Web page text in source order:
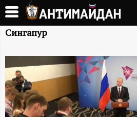
Перейти
основному
А
Н
Т
И
Сингапур